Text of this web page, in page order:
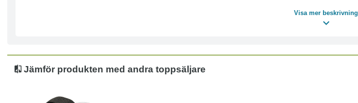
Visa mer beskrivning
Jämför produkten med andra toppsäljare